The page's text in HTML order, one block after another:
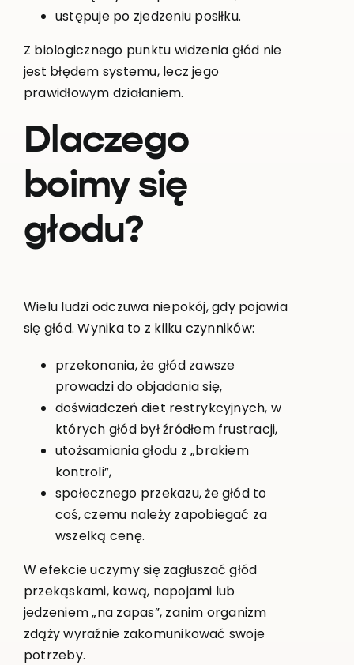
ustępuje po zjedzeniu posiłku.
Z biologicznego punktu widzenia głód nie
jest błędem systemu, lecz jego
prawidłowym działaniem.
Dlaczego
boimy się
głodu?
Wielu ludzi odczuwa niepokój, gdy pojawia
się głód. Wynika to z kilku czynników:
przekonania, że głód zawsze
prowadzi do objadania się,
doświadczeń diet restrykcyjnych, w
których głód był źródłem frustracji,
utożsamiania głodu z „brakiem
kontroli”,
społecznego przekazu, że głód to
coś, czemu należy zapobiegać za
wszelką cenę.
W efekcie uczymy się zagłuszać głód
przekąskami, kawą, napojami lub
jedzeniem „na zapas”, zanim organizm
zdąży wyraźnie zakomunikować swoje
potrzeby.